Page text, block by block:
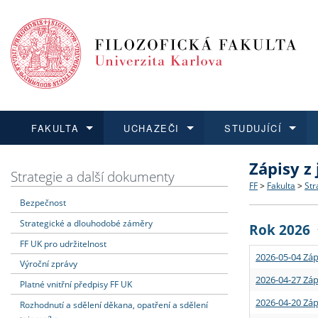
FAKULTA
Dozvědět se více
Struktura
Strategie
Podpora
UCHAZEČI
Podat přihlášku
Co
Učitelské
STUDUJÍCÍ
Dozvědět se více
Rigorózní
Dozvědět se více
O vědě a
Granty a
Dozvědět se více
Aktuální
Strategie a další dokumenty
Bezpečnost
Strategické a dlouhodobé záměry
FF UK pro udržitelnost
Výroční zprávy
Platné vnitřní předpisy FF UK
Rozhodnutí a sdělení děkana, opatření a sdělení
Zápisy
FF > Fakulta >
Rok 2026
2026-05-04
2026-04-27
2026-04-20